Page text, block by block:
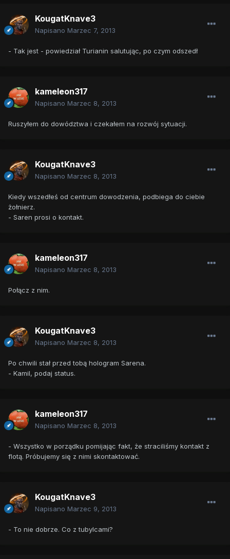
KougatKnave3
Napisano Marzec 7, 2013
- Tak jest - powiedział Turianin salutując, po czym odszedł
kameleon317
Napisano Marzec 8, 2013
Ruszyłem do dowództwa i czekałem na rozwój sytuacji.
KougatKnave3
Napisano Marzec 8, 2013
Kiedy wszedłeś od centrum dowodzenia, podbiega do ciebie
żołnierz.
- Saren prosi o kontakt.
kameleon317
Napisano Marzec 8, 2013
Połącz z nim.
KougatKnave3
Napisano Marzec 8, 2013
Po chwili stał przed tobą hologram Sarena.
- Kamil, podaj status.
kameleon317
Napisano Marzec 8, 2013
- Wszystko w porządku pomijając fakt, że straciliśmy kontakt z
flotą. Próbujemy się z nimi skontaktować.
KougatKnave3
Napisano Marzec 9, 2013
- To nie dobrze. Co z tubylcami?